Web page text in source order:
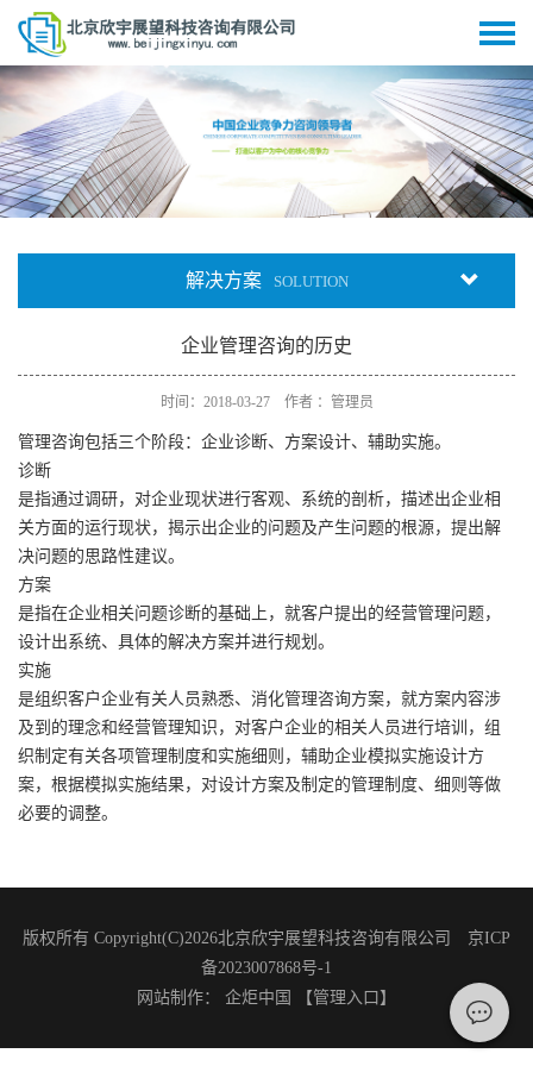
解决方案 SOLUTION
企业管理咨询的历史
时间：2018-03-27 作者 ：管理员
管理咨询包括三个阶段：企业诊断、方案设计、辅助实施。
诊断
是指通过调研，对企业现状进行客观、系统的剖析，描述出企业相
关方面的运行现状，揭示出企业的问题及产生问题的根源，提出解
决问题的思路性建议。
方案
是指在企业相关问题诊断的基础上，就客户提出的经营管理问题，
设计出系统、具体的解决方案并进行规划。
实施
是组织客户企业有关人员熟悉、消化管理咨询方案，就方案内容涉
及到的理念和经营管理知识，对客户企业的相关人员进行培训，组
织制定有关各项管理制度和实施细则，辅助企业模拟实施设计方
案，根据模拟实施结果，对设计方案及制定的管理制度、细则等做
必要的调整。
版权所有 Copyright(C)2026北京欣宇展望科技咨询有限公司 京ICP
备2023007868号-1
网站制作： 企炬中国 【管理入口】